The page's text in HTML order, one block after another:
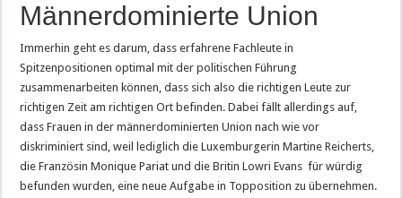
Männerdominierte Union
Immerhin geht es darum, dass erfahrene Fachleute in
Spitzenpositionen optimal mit der politischen Führung
zusammenarbeiten können, dass sich also die richtigen Leute zur
richtigen Zeit am richtigen Ort befinden. Dabei fällt allerdings auf,
dass Frauen in der männerdominierten Union nach wie vor
diskriminiert sind, weil lediglich die Luxemburgerin Martine Reicherts,
die Französin Monique Pariat und die Britin Lowri Evans für würdig
befunden wurden, eine neue Aufgabe in Topposition zu übernehmen.